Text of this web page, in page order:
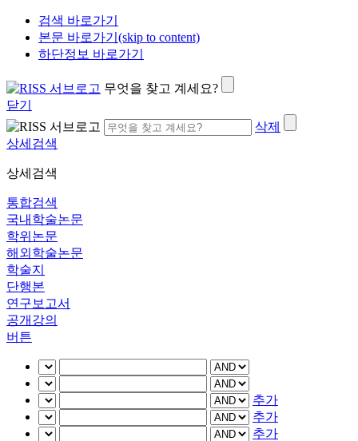
검색 바로가기
본문 바로가기(skip to content)
하단정보 바로가기
무엇을 찾고 계세요?
닫기
삭제
상세검색
상세검색
통합검색
국내학술논문
학위논문
해외학술논문
학술지
단행본
연구보고서
공개강의
버튼
추가
추가
추가